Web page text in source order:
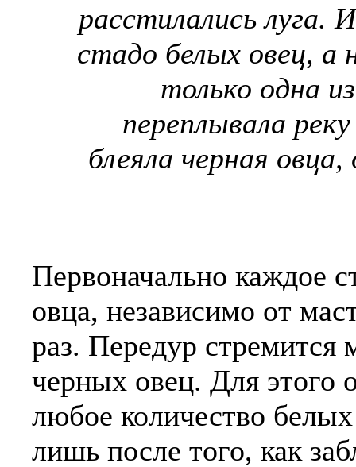
расстилались луга.
стадо белых овец, а
только одна
переплывала
блеяла черная
Первоначально каждое
овца, независимо от
раз. Передур стремится
черных овец. Для этого
любое количество
лишь после того, как